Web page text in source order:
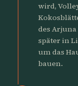
wird,
des
später in
um das
bauen.